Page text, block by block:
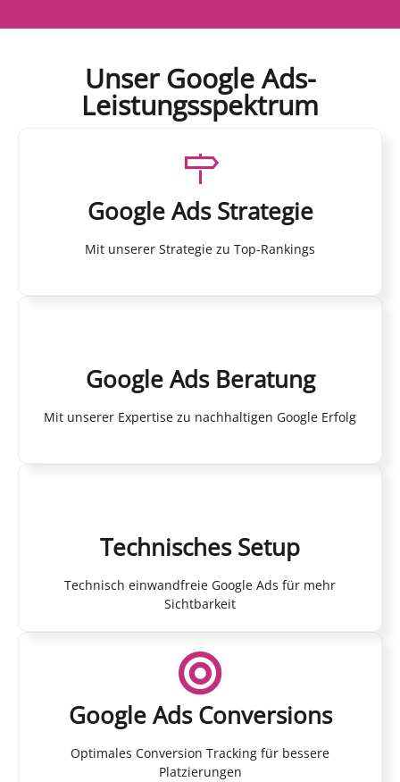
Unser Google Ads-
Leistungsspektrum
Google Ads Strategie
Mit unserer Strategie zu Top-Rankings
Google Ads Beratung
Mit unserer Expertise zu nachhaltigen Google Erfolg
Technisches Setup
Technisch einwandfreie Google Ads für mehr
Sichtbarkeit
Google Ads Conversions
Optimales Conversion Tracking für bessere
Platzierungen